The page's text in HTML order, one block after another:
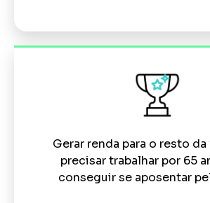
Gerar renda para o resto da
precisar trabalhar por 65
conseguir se aposentar